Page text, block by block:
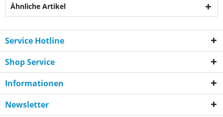
Ähnliche Artikel
Service Hotline
Shop Service
Informationen
Newsletter